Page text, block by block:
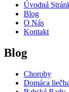
Úvodná
Blog
O Nás
Kontakt
Blog
Choroby
Domáca liečba